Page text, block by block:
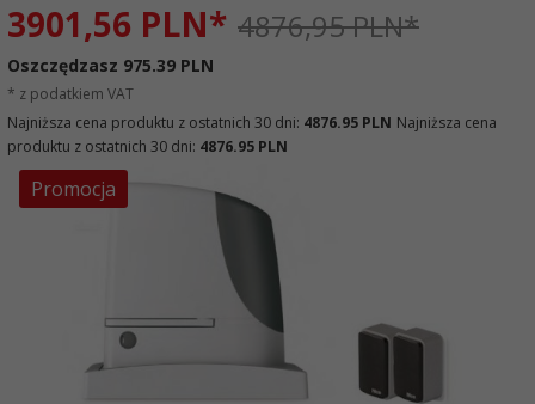
3901,56 PLN* 4876,95 PLN*
Oszczędzasz 975.39 PLN
* z podatkiem VAT
Najniższa cena produktu z ostatnich 30 dni: 4876.95 PLN Najniższa cena
produktu z ostatnich 30 dni: 4876.95 PLN
Promocja